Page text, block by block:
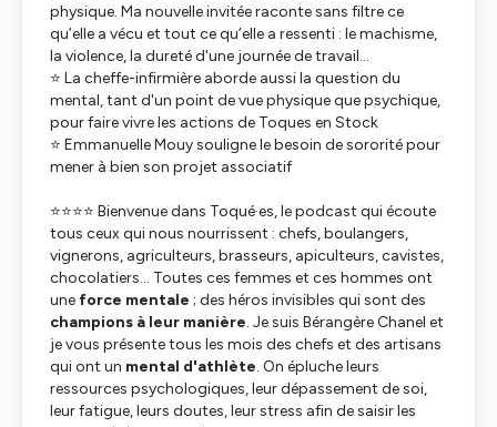
physique. Ma nouvelle invitée raconte sans filtre ce
qu’elle a vécu et tout ce qu’elle a ressenti : le machisme,
la violence, la dureté d'une journée de travail...
⭐ La cheffe-infirmière aborde aussi la question du
mental, tant d'un point de vue physique que psychique,
pour faire vivre les actions de Toques en Stock
⭐ Emmanuelle Mouy souligne le besoin de sororité pour
mener à bien son projet associatif
⭐⭐⭐⭐ Bienvenue dans Toqué·es, le podcast qui écoute
tous ceux qui nous nourrissent : chefs, boulangers,
vignerons, agriculteurs, brasseurs, apiculteurs, cavistes,
chocolatiers... Toutes ces femmes et ces hommes ont
une force mentale ; des héros invisibles qui sont des
champions à leur manière. Je suis Bérangère Chanel et
je vous présente tous les mois des chefs et des artisans
qui ont un mental d'athlète. On épluche leurs
ressources psychologiques, leur dépassement de soi,
leur fatigue, leurs doutes, leur stress afin de saisir les